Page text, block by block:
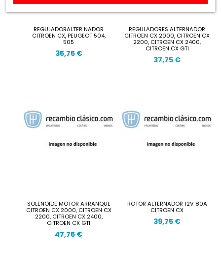
REGULADORALTER NADOR
CITROEN CX, PEUGEOT 504,
505
35,75 €
REGULADORES ALTERNADOR
CITROEN CX 2000, CITROEN CX
2200, CITROEN CX 2400,
CITROEN CX GTI
37,75 €
SOLENOIDE MOTOR ARRANQUE
CITROEN CX 2000, CITROEN CX
2200, CITROEN CX 2400,
CITROEN CX GTI
47,75 €
ROTOR ALTERNADOR 12V 80A
CITROEN CX
39,75 €